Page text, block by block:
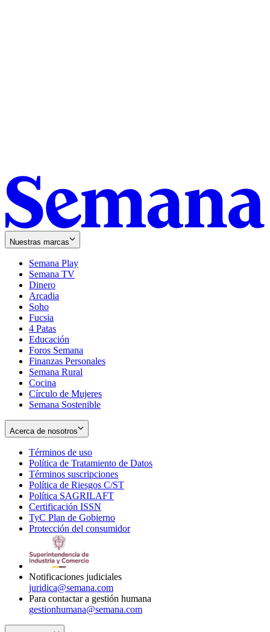
Nuestras marcas
Semana Play
Semana TV
Dinero
Arcadia
Soho
in
new
window
Fucsia
in
new
window
4 Patas
Educación
Foros Semana
Finanzas Personales
Semana Rural
Cocina
Círculo de Mujeres
Semana Sostenible
Acerca de nosotros
Términos de uso
in
new
window
Política de Tratamiento de Datos
Términos suscripciones
in
Política de Riesgos C/ST
Política SAGRILAFT
new
window
Certificación ISSN
in
new
TyC Plan de Gobierno
in
Protección del consumidorOpens
Notificaciones judiciales
juridica@semana.com
Para contactar a gestión humana
gestionhumana@semana.com